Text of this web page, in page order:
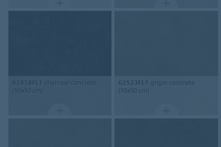
62418FL1 charcoal concrete
(50x50 cm)
62523FL1 grigio concrete
(50x50 cm)